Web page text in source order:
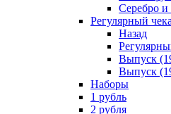
Серебро и
Регулярный
Назад
Выпуск
Выпуск
Наборы
1 рубль
2 рубля